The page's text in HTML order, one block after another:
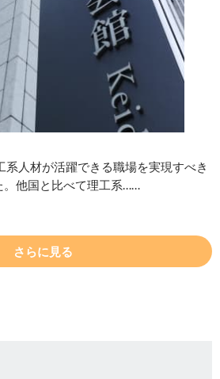
人材が活躍できる職場を実現すべき
。他国と比べて理工系……
さらに見る